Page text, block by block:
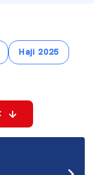
Haji 2025